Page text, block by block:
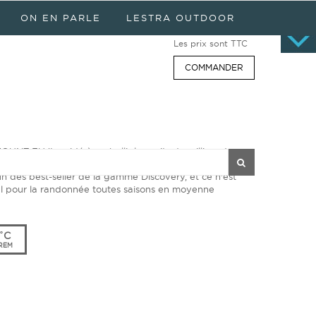
Panier 0 article
Les prix sont TTC
COMMANDER
ON EN PARLE LESTRA OUTDOOR
FUJI a aidé à embellir les nuits de milliers de
des best-seller de la gamme Discovery, et ce n'est
la randonnée toutes saisons en moyenne